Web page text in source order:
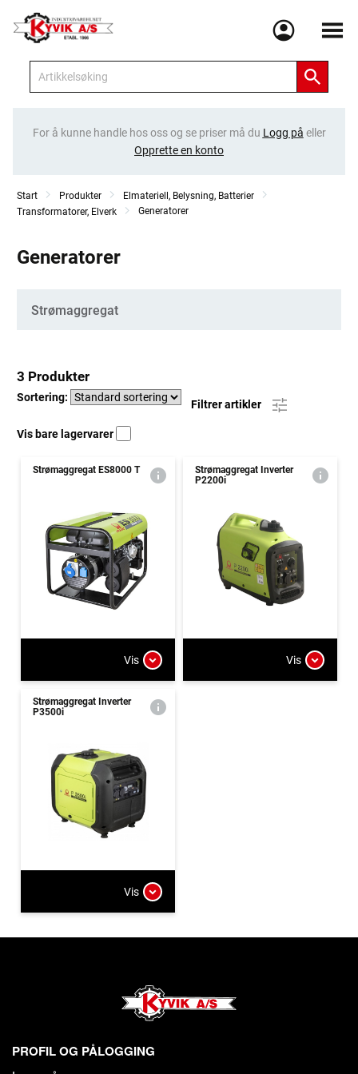
Meny
For å kunne handle hos oss og se priser må du Logg på eller
Opprette en konto
Start Produkter
Elmateriell, Belysning, Batterier
Transformatorer, Elverk
Generatorer
Generatorer
Kategorier
Strømaggregat
3 Produkter
Sortering:
Filtrer artikler
Vis bare lagervarer
Strømaggregat ES8000 T
Vis
Strømaggregat Inverter
P2200i
Vis
Strømaggregat Inverter
P3500i
Vis
PROFIL OG PÅLOGGING